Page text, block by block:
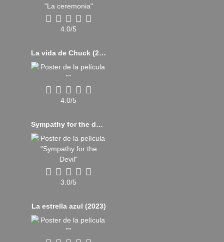
4.0/5
La vida de Chuck (2024)
4.0/5
Sympathy for the devil (2019)
3.0/5
La estrella azul (2023)